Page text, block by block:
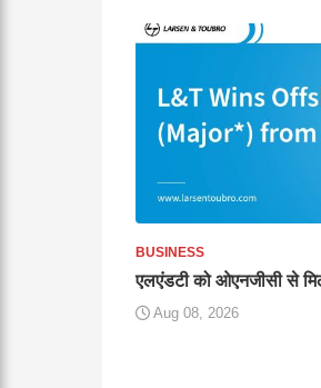
BUSINESS
एलएंडटी को ओएनजीसी से
Aug 08, 2026